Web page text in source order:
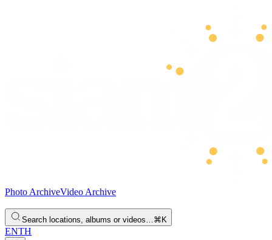
Photo ArchiveVideo Archive
Search locations, albums or videos…⌘K
ENTH